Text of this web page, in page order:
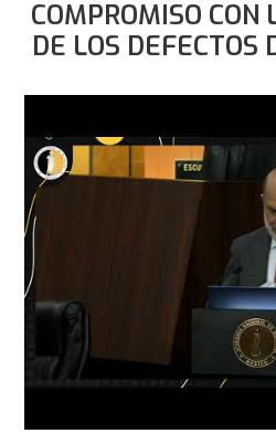
COMPROMISO CON
DE LOS DEFECTOS